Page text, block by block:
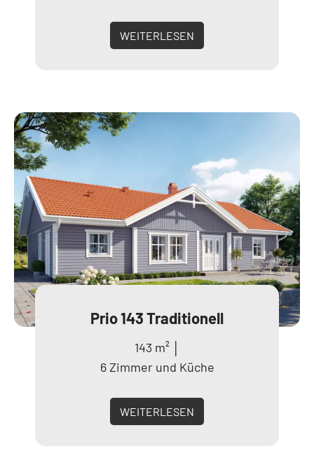
WEITERLESEN
Prio 143 Traditionell
143 m² │
6 Zimmer und Küche
WEITERLESEN